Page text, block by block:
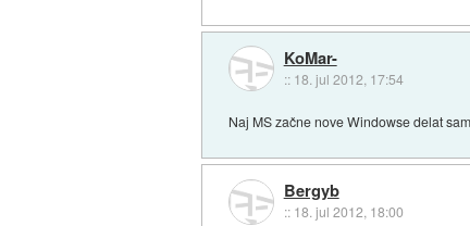
KoMar-
:: 18. jul 2012, 17:54
Naj MS začne nove Windowse delat
Bergyb
:: 18. jul 2012, 18:00